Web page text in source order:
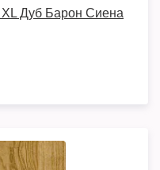
XL Дуб Барон Сиена